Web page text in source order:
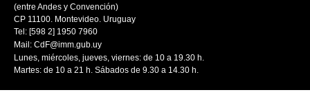
(entre Andes y Convención)
CP 11100. Montevideo. Uruguay
Tel: [598 2] 1950 7960
Mail: CdF@imm.gub.uy
Lunes, miércoles, jueves, viernes: de 10 a 19.30 h.
Martes: de 10 a 21 h. Sábados de 9.30 a 14.30 h.